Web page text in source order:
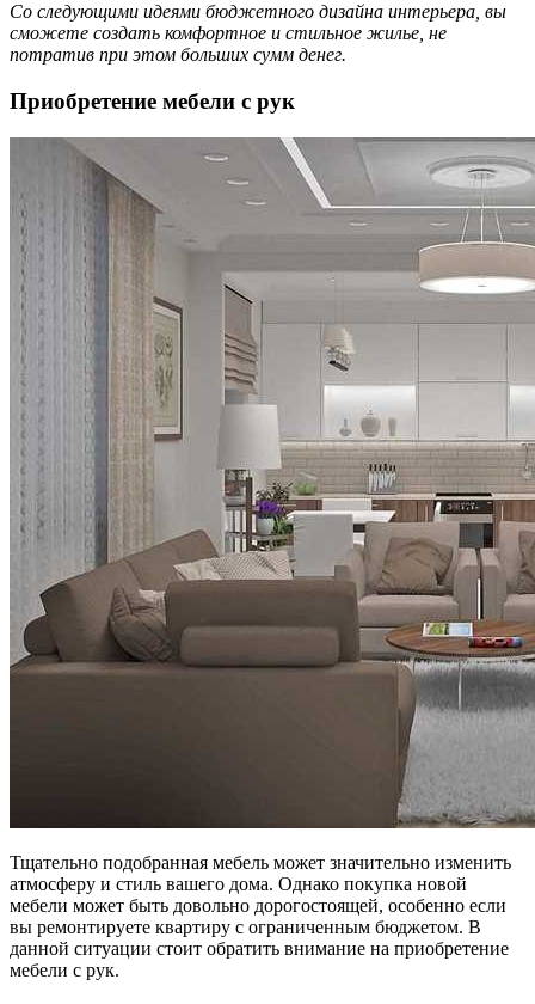
Со следующими идеями бюджетного дизайна интерьера, вы
сможете создать комфортное и стильное жилье, не
потратив при этом больших сумм денег.
Приобретение мебели с рук
Тщательно подобранная мебель может значительно изменить
атмосферу и стиль вашего дома. Однако покупка новой
мебели может быть довольно дорогостоящей, особенно если
вы ремонтируете квартиру с ограниченным бюджетом. В
данной ситуации стоит обратить внимание на приобретение
мебели с рук.